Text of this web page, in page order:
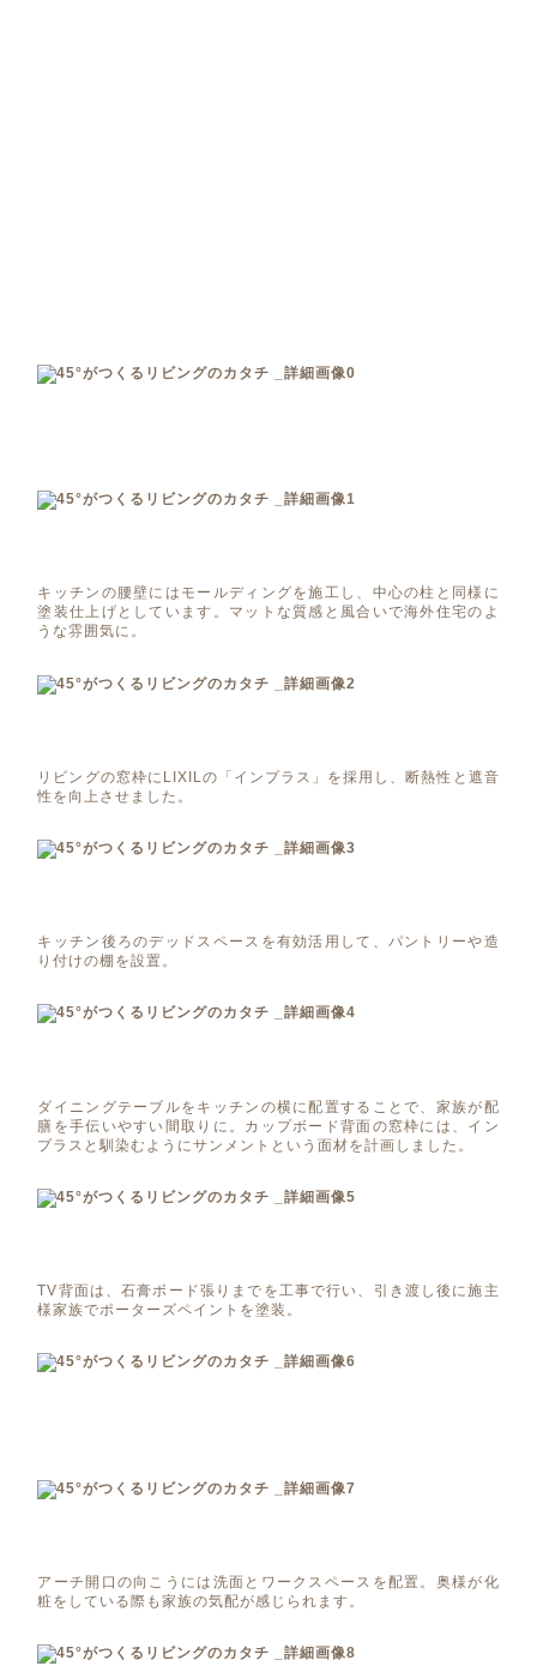
キッチンの腰壁にはモールディングを施工し、中心の柱と同様に
塗装仕上げとしています。マットな質感と風合いで海外住宅のよ
うな雰囲気に。
リビングの窓枠にLIXILの「インプラス」を採用し、断熱性と遮音
性を向上させました。
キッチン後ろのデッドスペースを有効活用して、パントリーや造
り付けの棚を設置。
ダイニングテーブルをキッチンの横に配置することで、家族が配
膳を手伝いやすい間取りに。カップボード背面の窓枠には、イン
プラスと馴染むようにサンメントという面材を計画しました。
TV背面は、石膏ボード張りまでを工事で行い、引き渡し後に施主
様家族でポーターズペイントを塗装。
アーチ開口の向こうには洗面とワークスペースを配置。奥様が化
粧をしている際も家族の気配が感じられます。